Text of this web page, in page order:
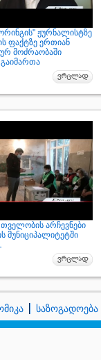
ჟურნალისტზე
ფაქტზე ერთიან
მოძრაობაში
არჩევნები
მუნიციპალიტეტში
საზოგადოება